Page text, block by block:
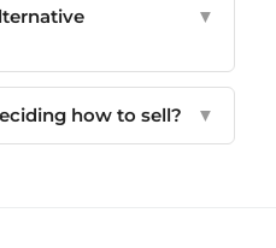
▼
how to sell? ▼